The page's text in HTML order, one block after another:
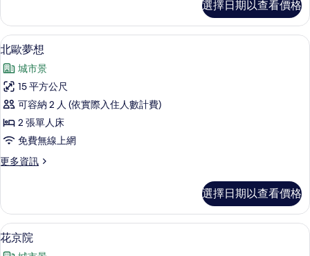
有
相
片
其
舞
曲
詳
情
選擇日期以查看價格
顯
示
北
歐
夢
想
所
相
片
北歐夢想 | 遮光布/窗簾、隔音、
12
北歐夢想
城市景
15 平方公尺
可容納 2 人 (依實際入住人數計費)
2 張單人床
免費無線上網
更多資訊
更
夢
想
的
選擇日期以查看價格
顯
示
花京院 | 遮光布/窗簾、隔音、免費無
15
花京院